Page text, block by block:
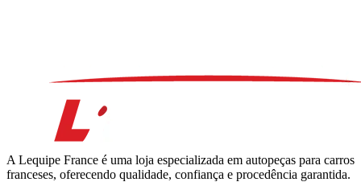
A Lequipe France é uma loja especializada em autopeças para carros
franceses, oferecendo qualidade, confiança e procedência garantida.